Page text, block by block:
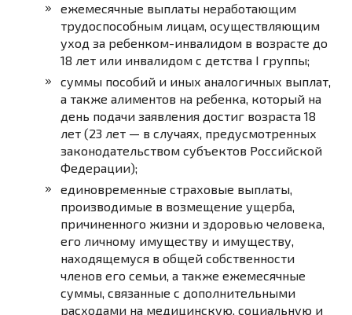
ежемесячные выплаты неработающим
трудоспособным лицам, осуществляющим
уход за ребенком-инвалидом в возрасте до
18 лет или инвалидом с детства I группы;
суммы пособий и иных аналогичных выплат,
а также алиментов на ребенка, который на
день подачи заявления достиг возраста 18
лет (23 лет — в случаях, предусмотренных
законодательством субъектов Российской
Федерации);
единовременные страховые выплаты,
производимые в возмещение ущерба,
причиненного жизни и здоровью человека,
его личному имуществу и имуществу,
находящемуся в общей собственности
членов его семьи, а также ежемесячные
суммы, связанные с дополнительными
расходами на медицинскую, социальную и